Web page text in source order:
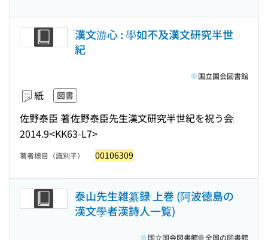
漢文游心 : 學如不及漢文研究半世
紀
紙 図書
佐野泰臣 著佐野泰臣先生漢文研究半世紀を祝う会
2014.9<KK63-L7>
国立国会図書館
著者標目（識別子） 00106309
泰山先生雑纂録 上巻 (阿波徳島の
漢文學者漢詩人一覧)
国立国会図書館 全国の図書館